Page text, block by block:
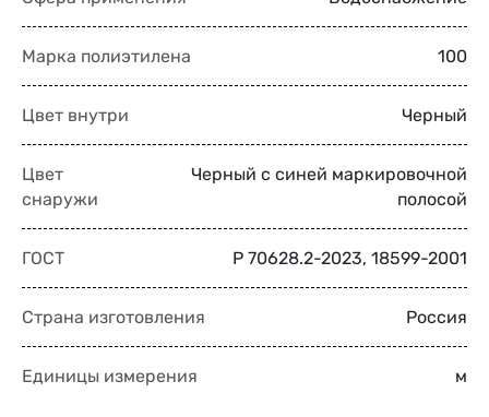
Марка полиэтилена 100
Цвет внутри Черный
Цвет
снаружи
Черный с синей маркировочной
полосой
ГОСТ Р 70628.2-2023, 18599-2001
Страна изготовления Россия
Единицы измерения м